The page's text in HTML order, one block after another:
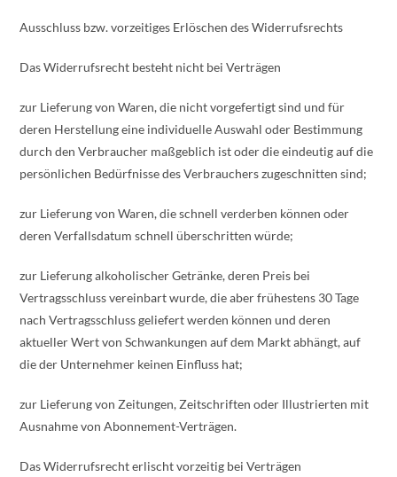
Ausschluss bzw. vorzeitiges Erlöschen des Widerrufsrechts
Das Widerrufsrecht besteht nicht bei Verträgen
zur Lieferung von Waren, die nicht vorgefertigt sind und für
deren Herstellung eine individuelle Auswahl oder Bestimmung
durch den Verbraucher maßgeblich ist oder die eindeutig auf die
persönlichen Bedürfnisse des Verbrauchers zugeschnitten sind;
zur Lieferung von Waren, die schnell verderben können oder
deren Verfallsdatum schnell überschritten würde;
zur Lieferung alkoholischer Getränke, deren Preis bei
Vertragsschluss vereinbart wurde, die aber frühestens 30 Tage
nach Vertragsschluss geliefert werden können und deren
aktueller Wert von Schwankungen auf dem Markt abhängt, auf
die der Unternehmer keinen Einfluss hat;
zur Lieferung von Zeitungen, Zeitschriften oder Illustrierten mit
Ausnahme von Abonnement-Verträgen.
Das Widerrufsrecht erlischt vorzeitig bei Verträgen